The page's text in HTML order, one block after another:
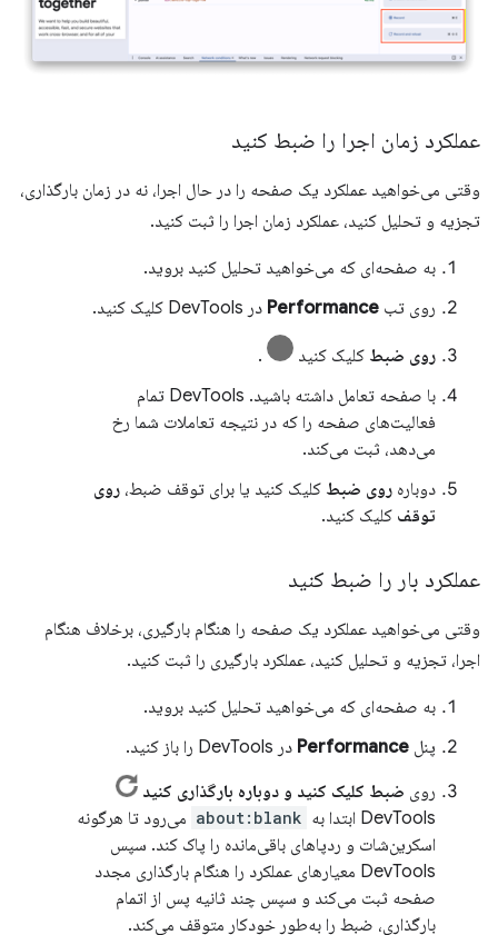
عملکرد زمان اجرا را ضبط کنید
وقتی می‌خواهید عملکرد یک صفحه را در حال اجرا، نه در زمان بارگذاری،
تجزیه و تحلیل کنید، عملکرد زمان اجرا را ثبت کنید.
به صفحه‌ای که می‌خواهید تحلیل کنید بروید.
روی تب Performance در DevTools کلیک کنید.
روی ضبط کلیک کنید
.
با صفحه تعامل داشته باشید. DevTools تمام
فعالیت‌های صفحه را که در نتیجه تعاملات شما رخ
می‌دهد، ثبت می‌کند.
دوباره روی ضبط کلیک کنید یا برای توقف ضبط، روی
توقف کلیک کنید.
عملکرد بار را ضبط کنید
وقتی می‌خواهید عملکرد یک صفحه را هنگام بارگیری، برخلاف هنگام
اجرا، تجزیه و تحلیل کنید، عملکرد بارگیری را ثبت کنید.
به صفحه‌ای که می‌خواهید تحلیل کنید بروید.
پنل Performance در DevTools را باز کنید.
روی ضبط کلیک کنید و دوباره بارگذاری کنید
DevTools ابتدا به
about:blank می‌رود تا هرگونه
اسکرین‌شات و ردپاهای باقی‌مانده را پاک کند. سپس
DevTools معیارهای عملکرد را هنگام بارگذاری مجدد
صفحه ثبت می‌کند و سپس چند ثانیه پس از اتمام
بارگذاری، ضبط را به‌طور خودکار متوقف می‌کند.